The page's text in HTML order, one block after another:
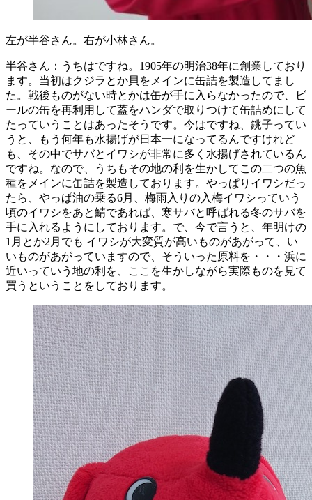
左が半谷さん。右が小林さん。
半谷さん：うちはですね。1905年の明治38年に創業しており
ます。当初はクジラとか貝をメインに缶詰を製造してまし
た。戦後ものがない時とかは缶が手に入らなかったので、ビ
ールの缶を再利用して蓋をハンダで取りつけて缶詰めにして
たっていうことはあったそうです。今はですね、銚子ってい
うと、もう何年も水揚げが日本一になってるんですけれど
も、その中でサバとイワシが非常に多く水揚げされているん
ですね。なので、うちもその地の利を生かしてこの二つの魚
種をメインに缶詰を製造しております。やっぱりイワシだっ
たら、やっぱ油の乗る6月、梅雨入りの入梅イワシっていう
頃のイワシをあと鯖であれば、寒サバと呼ばれる冬のサバを
手に入れるようにしております。で、今で言うと、年明けの
1月とか2月でも イワシが大変質が高いものがあがって、い
いものがあがっていますので、そういった原料を・・・浜に
近いっていう地の利を、ここを生かしながら実際ものを見て
買うということをしております。